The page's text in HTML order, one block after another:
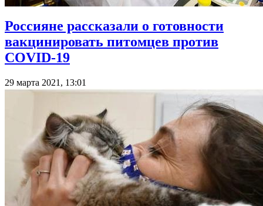
Россияне рассказали о готовности
вакцинировать питомцев против
COVID-19
29 марта 2021, 13:01